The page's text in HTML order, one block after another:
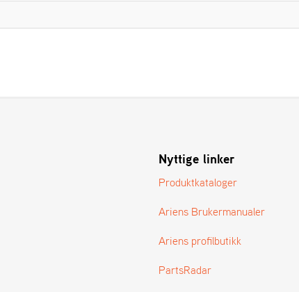
Nyttige linker
Produktkataloger
Ariens Brukermanualer
Ariens profilbutikk
PartsRadar